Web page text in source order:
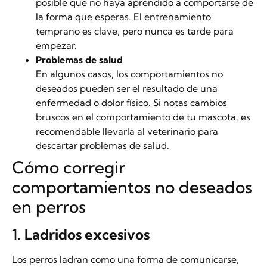
posible que no haya aprendido a comportarse de
la forma que esperas. El entrenamiento
temprano es clave, pero nunca es tarde para
empezar.
Problemas de salud
En algunos casos, los comportamientos no
deseados pueden ser el resultado de una
enfermedad o dolor físico. Si notas cambios
bruscos en el comportamiento de tu mascota, es
recomendable llevarla al veterinario para
descartar problemas de salud.
Cómo corregir
comportamientos no deseados
en perros
1. Ladridos excesivos
Los perros ladran como una forma de comunicarse,